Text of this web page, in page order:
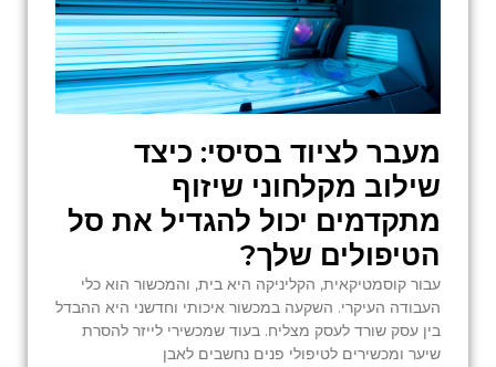
מעבר לציוד בסיסי: כיצד
שילוב מקלחוני שיזוף
מתקדמים יכול להגדיל את סל
הטיפולים שלך?
עבור קוסמטיקאית, הקליניקה היא בית, והמכשור הוא כלי
העבודה העיקרי. השקעה במכשור איכותי וחדשני היא ההבדל
בין עסק שורד לעסק מצליח. בעוד שמכשירי לייזר להסרת
שיער ומכשירים לטיפולי פנים נחשבים לאבן